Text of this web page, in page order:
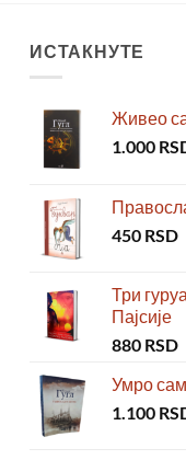
ИСТАКНУТЕ
Живео
1.000
450 RSD
Три
Пајсије
880 RSD
Умро сам
1.100